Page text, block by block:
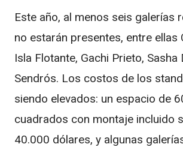
Este año, al menos seis galerías
no estarán presentes, entre ellas
Isla Flotante, Gachi Prieto, Sasha
Sendrós. Los costos de los
siendo elevados: un espacio de
cuadrados con montaje incluido
40.000 dólares, y algunas